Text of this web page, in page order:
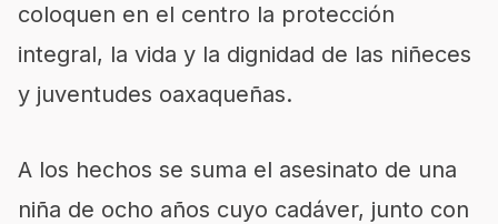
coloquen en el centro la protección
integral, la vida y la dignidad de las niñeces
y juventudes oaxaqueñas.
A los hechos se suma el asesinato de una
niña de ocho años cuyo cadáver, junto con